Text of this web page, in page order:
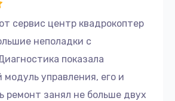
сервис центр квадрокоптер
неполадки с
показала
управления, его и
ремонт занял не больше двух